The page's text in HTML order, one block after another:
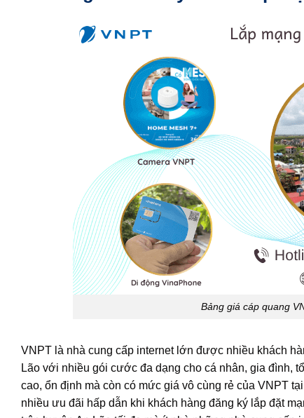
Bảng giá cáp quang
VNPT là nhà cung cấp internet lớn được nhiều khách
Lão với nhiều gói cước đa dạng cho cá nhân, gia đình,
cao, ổn định mà còn có mức giá vô cùng rẻ của VNPT
nhiều ưu đãi hấp dẫn khi khách hàng đăng ký lắp đặt